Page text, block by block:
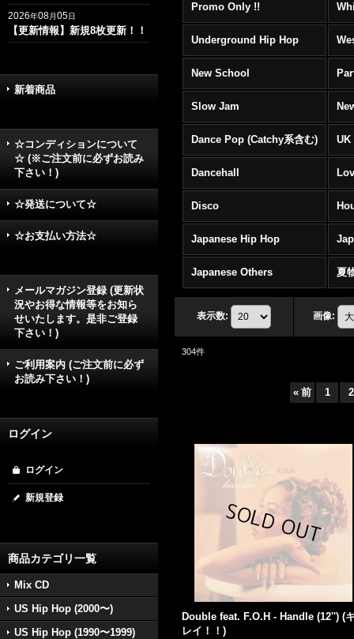
2026年08月05日
【更新情報】新規8枚更新！！
新着商品
☆コンディションについて
☆ (※ご注文前に必ずお読み
下さい！)
☆発送について☆
☆お支払い方法☆
メールマガジン登録 (更新状
況やお得な情報等をお知ら
せいたします。是非ご登録
下さい！)
ご利用案内 (ご注文前に必ず
お読み下さい！)
ログイン
ログイン
新規登録
商品カテゴリ一覧
Mix CD
US Hip Hop (2000〜)
US Hip Hop (1990〜1999)
Promo Only !!
Underground Hip Hop
New School
Slow Jam
Dance Pop (Catchy系含む) UK
Dancehall
Disco
Japanese Hip Hop
Japanese Others 夏
表示数: 画像:
304件
« 前 1 2
Double feat. F.O.H - Handle (12'') (
レイ！！)